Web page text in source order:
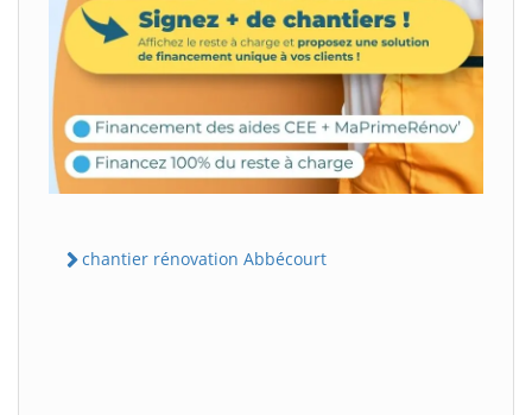
chantier rénovation Abbécourt